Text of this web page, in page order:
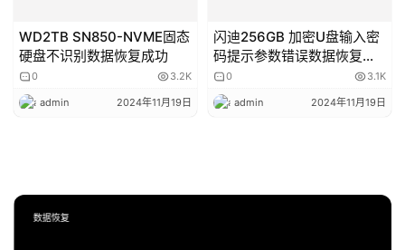
WD2TB SN850-NVME固态
硬盘不识别数据恢复成功
0 3.2K
admin 2024年11月19日
闪迪256GB 加密U盘输入密
码提示参数错误数据恢复成
功0 3.1K
admin 2024年11月19日
数据恢复